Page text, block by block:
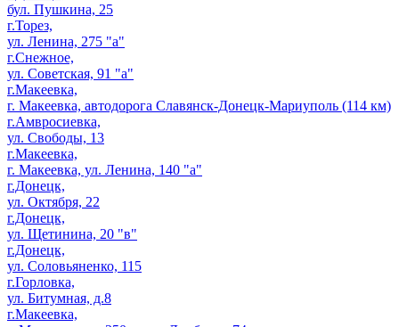
бул. Пушкина, 25
г.Торез,
ул. Ленина, 275 "а"
г.Снежное,
ул. Советская, 91 "а"
г.Макеевка,
г. Макеевка, автодорога Славянск-Донецк-Мариуполь (114 км)
г.Амвросиевка,
ул. Свободы, 13
г.Макеевка,
г. Макеевка, ул. Ленина, 140 "а"
г.Донецк,
ул. Октября, 22
г.Донецк,
ул. Щетинина, 20 "в"
г.Донецк,
ул. Соловьяненко, 115
г.Горловка,
ул. Битумная, д.8
г.Макеевка,